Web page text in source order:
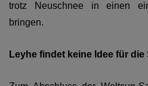
trotz Neuschnee in einen
bringen.
Leyhe findet keine Idee für die